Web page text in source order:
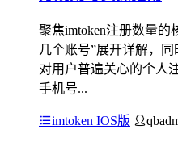
聚焦imtoken注册数量的
几个账号”展开详解，
对用户普遍关心的个人
手机号...
imtoken IOS版